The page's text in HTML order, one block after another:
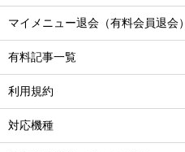
マイメニュー退会（有料会員退会）
有料記事一覧
利用規約
対応機種